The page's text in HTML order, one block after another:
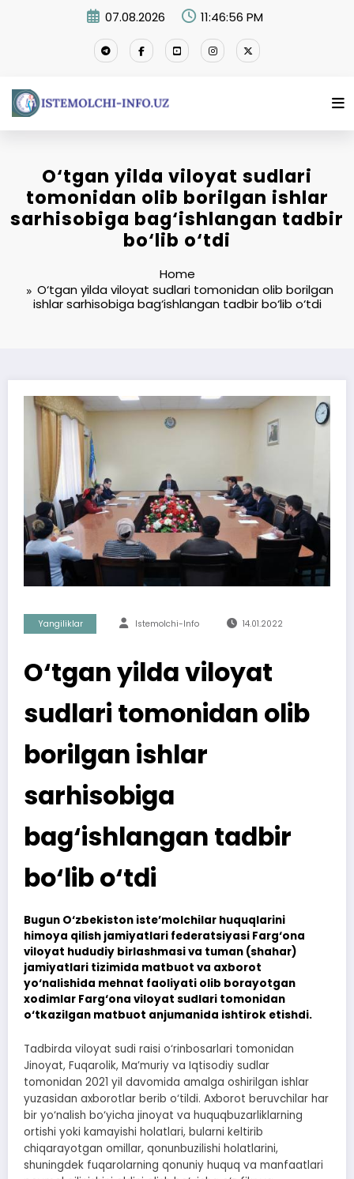
07.08.2026 11:46:56 PM
O‘tgan yilda viloyat sudlari
tomonidan olib borilgan ishlar
sarhisobiga bag‘ishlangan tadbir
bo‘lib o‘tdi
Home
O‘tgan yilda viloyat sudlari tomonidan olib borilgan
ishlar sarhisobiga bag‘ishlangan tadbir bo‘lib o‘tdi
Yangiliklar Istemolchi-Info 14.01.2022
O‘tgan yilda viloyat
sudlari tomonidan olib
borilgan ishlar
sarhisobiga
bag‘ishlangan tadbir
bo‘lib o‘tdi
Bugun O‘zbekiston iste’molchilar huquqlarini
himoya qilish jamiyatlari federatsiyasi Farg‘ona
viloyat hududiy birlashmasi va tuman (shahar)
jamiyatlari tizimida matbuot va axborot
yo‘nalishida mehnat faoliyati olib borayotgan
xodimlar Farg‘ona viloyat sudlari tomonidan
o‘tkazilgan matbuot anjumanida ishtirok etishdi.
Tadbirda viloyat sudi raisi o‘rinbosarlari tomonidan
Jinoyat, Fuqarolik, Ma’muriy va Iqtisodiy sudlar
tomonidan 2021 yil davomida amalga oshirilgan ishlar
yuzasidan axborotlar berib o‘tildi. Axborot beruvchilar har
bir yo‘nalish bo‘yicha jinoyat va huquqbuzarliklarning
ortishi yoki kamayishi holatlari, bularni keltirib
chiqarayotgan omillar, qonunbuzilishi holatlarini,
shuningdek fuqarolarning qonuniy huquq va manfaatlari